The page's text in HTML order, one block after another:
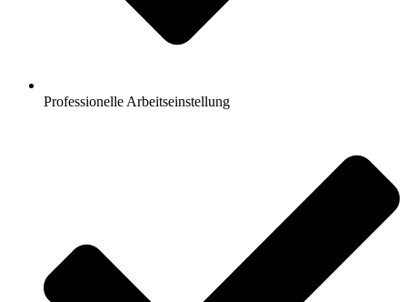
Professionelle Arbeitseinstellung